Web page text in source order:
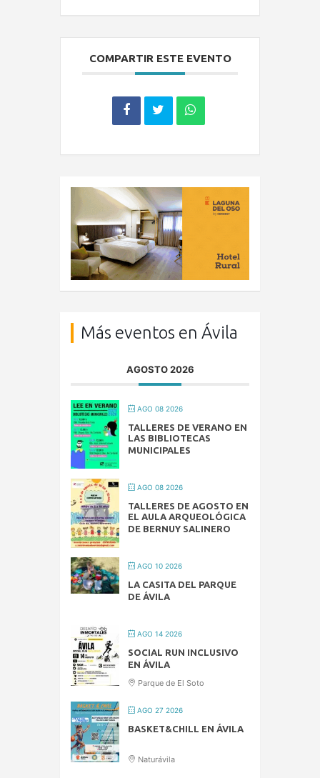
COMPARTIR ESTE EVENTO
Más eventos en Ávila
AGOSTO 2026
AGO 08 2026
TALLERES DE VERANO EN
LAS BIBLIOTECAS
MUNICIPALES
AGO 08 2026
TALLERES DE AGOSTO EN
EL AULA ARQUEOLÓGICA
DE BERNUY SALINERO
AGO 10 2026
LA CASITA DEL PARQUE
DE ÁVILA
AGO 14 2026
SOCIAL RUN INCLUSIVO
EN ÁVILA
Parque de El Soto
AGO 27 2026
BASKET&CHILL EN ÁVILA
Naturávila